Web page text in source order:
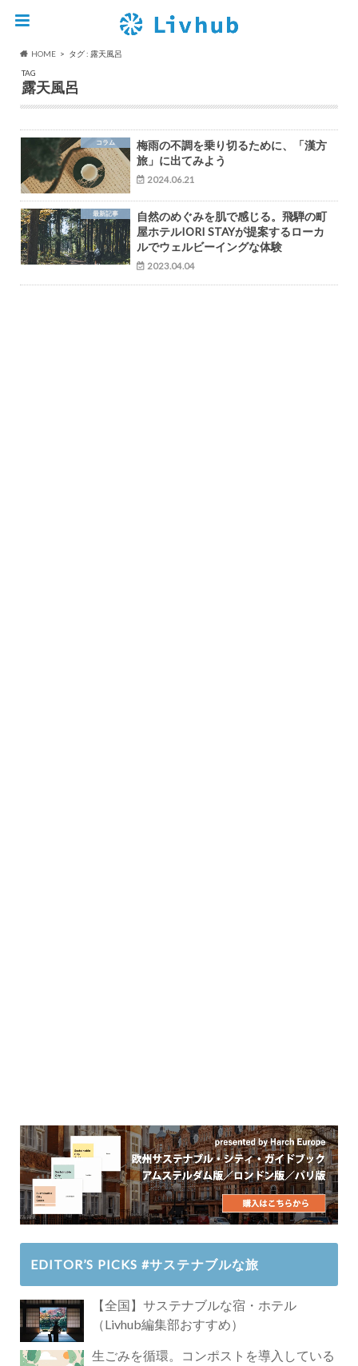
HOME
タグ : 露天風呂
TAG
露天風呂
コラム
梅雨の不調を乗り切るために、「漢方
旅」に出てみよう
2024.06.21
最新記事
自然のめぐみを肌で感じる。飛騨の町
屋ホテルIORI STAYが提案するローカ
ルでウェルビーイングな体験
2023.04.04
EDITOR’S PICKS #サステナブルな旅
【全国】サステナブルな宿・ホテル
（Livhub編集部おすすめ）
生ごみを循環。コンポストを導入している